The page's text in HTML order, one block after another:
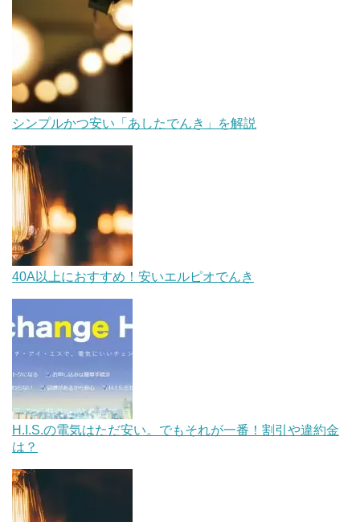
シンプルかつ安い「あしたでんき」を解説
40A以上におすすめ！安いエルピオでんき
H.I.S.の電気はただ安い。でもそれが一番！割引や違約金
は？